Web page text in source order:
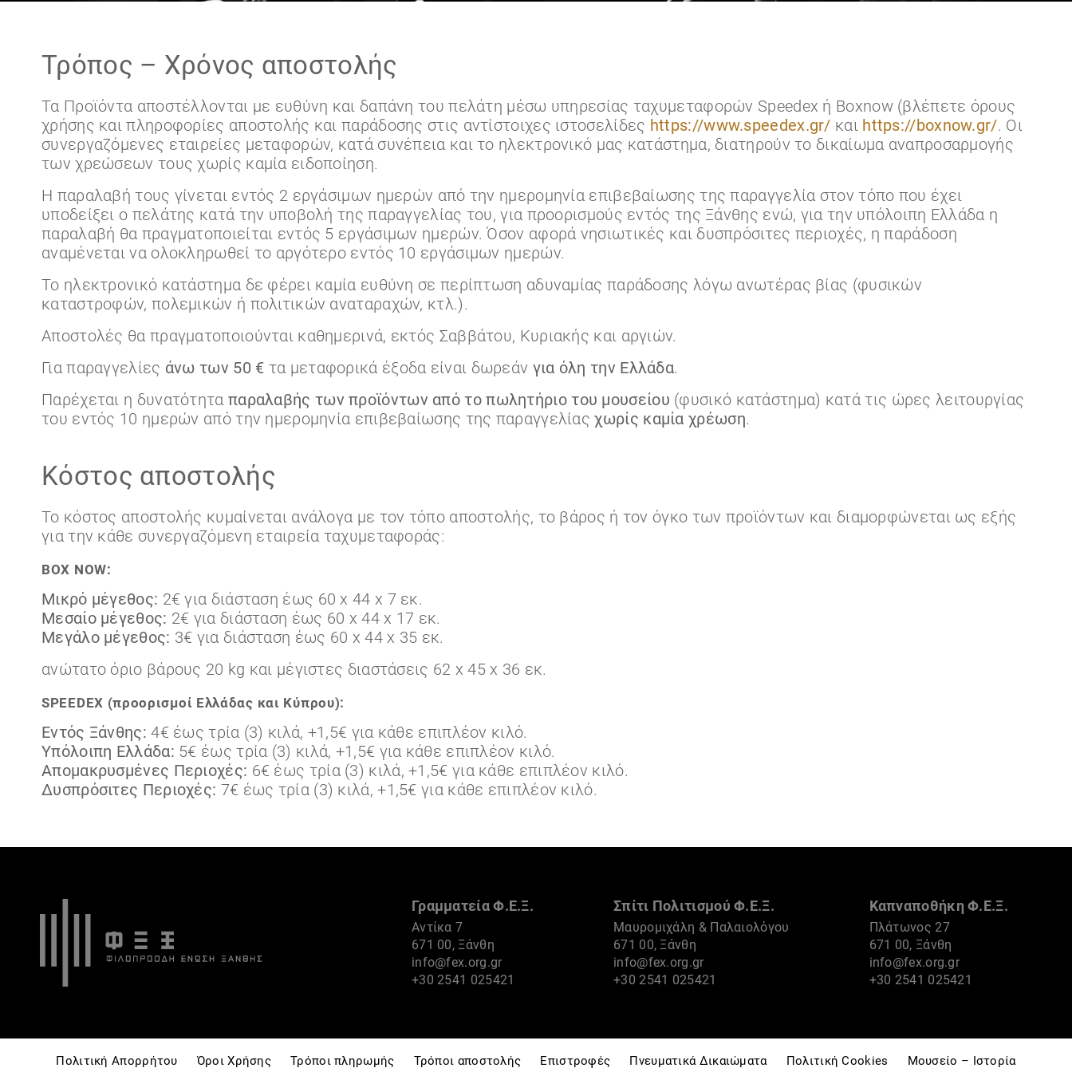
Τρόπος – Χρόνος αποστολής
Τα Προϊόντα αποστέλλονται με ευθύνη και δαπάνη του πελάτη μέσω υπηρεσίας ταχυμεταφορών Speedex ή Boxnow (βλέπετε όρους
χρήσης και πληροφορίες αποστολής και παράδοσης στις αντίστοιχες ιστοσελίδες https://www.speedex.gr/ και https://boxnow.gr/. Οι
συνεργαζόμενες εταιρείες μεταφορών, κατά συνέπεια και το ηλεκτρονικό μας κατάστημα, διατηρούν το δικαίωμα αναπροσαρμογής
των χρεώσεων τους χωρίς καμία ειδοποίηση.
Η παραλαβή τους γίνεται εντός 2 εργάσιμων ημερών από την ημερομηνία επιβεβαίωσης της παραγγελία στον τόπο που έχει
υποδείξει ο πελάτης κατά την υποβολή της παραγγελίας του, για προορισμούς εντός της Ξάνθης ενώ, για την υπόλοιπη Ελλάδα η
παραλαβή θα πραγματοποιείται εντός 5 εργάσιμων ημερών. Όσον αφορά νησιωτικές και δυσπρόσιτες περιοχές, η παράδοση
αναμένεται να ολοκληρωθεί το αργότερο εντός 10 εργάσιμων ημερών.
Το ηλεκτρονικό κατάστημα δε φέρει καμία ευθύνη σε περίπτωση αδυναμίας παράδοσης λόγω ανωτέρας βίας (φυσικών
καταστροφών, πολεμικών ή πολιτικών αναταραχών, κτλ.).
Αποστολές θα πραγματοποιούνται καθημερινά, εκτός Σαββάτου, Κυριακής και αργιών.
Για παραγγελίες άνω των 50 € τα μεταφορικά έξοδα είναι δωρεάν για όλη την Ελλάδα.
Παρέχεται η δυνατότητα παραλαβής των προϊόντων από το πωλητήριο του μουσείου (φυσικό κατάστημα) κατά τις ώρες λειτουργίας
του εντός 10 ημερών από την ημερομηνία επιβεβαίωσης της παραγγελίαςχωρίς καμία χρέωση.
Κόστος αποστολής
Το κόστος αποστολής κυμαίνεται ανάλογα με τον τόπο αποστολής, το βάρος ή τον όγκο των προϊόντων και διαμορφώνεται ως εξής
για την κάθε συνεργαζόμενη εταιρεία ταχυμεταφοράς:
BOX NOW:
Μικρό μέγεθος: 2€ για διάσταση έως 60 x 44 x 7 εκ.
Μεσαίο μέγεθος: 2€ για διάσταση έως 60 x 44 x 17 εκ.
Μεγάλο μέγεθος: 3€ για διάσταση έως 60 x 44 x 35 εκ.
ανώτατο όριο βάρους 20 kg και μέγιστες διαστάσεις 62 x 45 x 36 εκ.
SPEEDEX (προορισμοί Ελλάδας και Κύπρου):
Εντός Ξάνθης: 4€ έως τρία (3) κιλά, +1,5€ για κάθε επιπλέον κιλό.
Υπόλοιπη Ελλάδα: 5€ έως τρία (3) κιλά, +1,5€ για κάθε επιπλέον κιλό.
Απομακρυσμένες Περιοχές: 6€ έως τρία (3) κιλά, +1,5€ για κάθε επιπλέον κιλό.
Δυσπρόσιτες Περιοχές: 7€ έως τρία (3) κιλά, +1,5€ για κάθε επιπλέον κιλό.
Γραμματεία Φ.Ε.Ξ.
Αντίκα 7
671 00, Ξάνθη
info@fex.org.gr
+30 2541 025421
Σπίτι Πολιτισμού Φ.Ε.Ξ.
Μαυρομιχάλη & Παλαιολόγου
671 00, Ξάνθη
info@fex.org.gr
+30 2541 025421
Καπναποθήκη Φ.Ε.Ξ.
Πλάτωνος 27
671 00, Ξάνθη
info@fex.org.gr
+30 2541 025421
Πολιτική Απορρήτου Όροι Χρήσης Τρόποι πληρωμής Τρόποι αποστολής Επιστροφές Πνευματικά Δικαιώματα Πολιτική Cookies Μουσείο – Ιστορία